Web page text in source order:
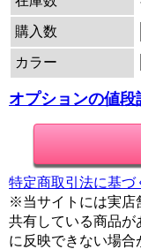
購入数
カラー
オプションの値段
特定商取引法に基づ
※当サイトには実店
共有している商品が
に反映できない場合